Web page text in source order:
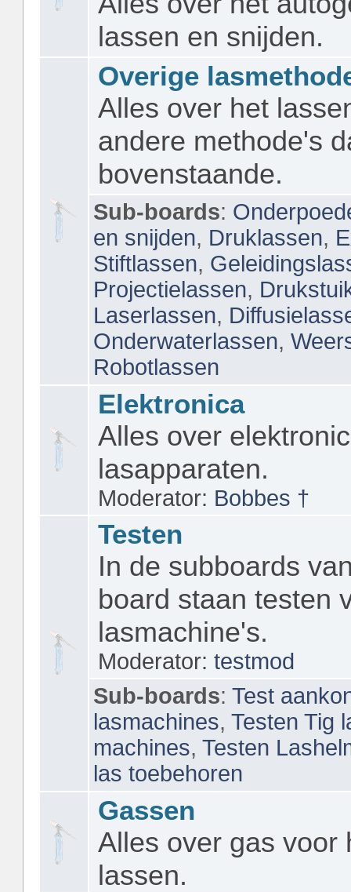
lassen en snijden.
Overige
Alles over het
andere methode's
bovenstaande.
Sub-boards:
en snijden, Druklassen,
Stiftlassen,
Projectielassen,
Laserlassen,
Onderwaterlassen,
Robotlassen
Elektronica
Alles over
lasapparaten.
Moderator: Bobbes †
Testen
In de subboards
board staan testen
lasmachine's.
Moderator:testmod
Sub-boards: Test
lasmachines, Testen Tig
machines, Testen
las toebehoren
Gassen
Alles over gas voor
lassen.